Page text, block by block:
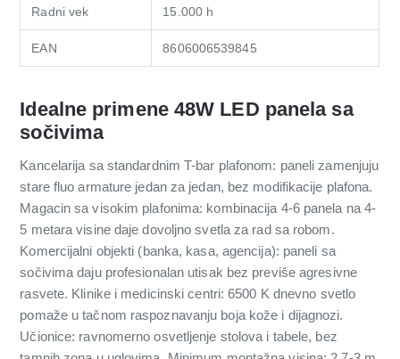
Radni vek 15.000 h
EAN 8606006539845
Idealne primene 48W LED panela sa
sočivima
Kancelarija sa standardnim T-bar plafonom: paneli zamenjuju
stare fluo armature jedan za jedan, bez modifikacije plafona.
Magacin sa visokim plafonima: kombinacija 4-6 panela na 4-
5 metara visine daje dovoljno svetla za rad sa robom.
Komercijalni objekti (banka, kasa, agencija): paneli sa
sočivima daju profesionalan utisak bez previše agresivne
rasvete. Klinike i medicinski centri: 6500 K dnevno svetlo
pomaže u tačnom raspoznavanju boja kože i dijagnozi.
Učionice: ravnomerno osvetljenje stolova i tabele, bez